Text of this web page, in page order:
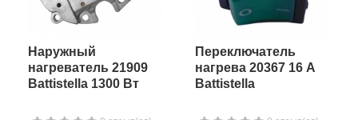
Наружный
нагреватель 21909
Battistella 1300 Вт
Переключатель
нагрева 20367 16 A
Battistella